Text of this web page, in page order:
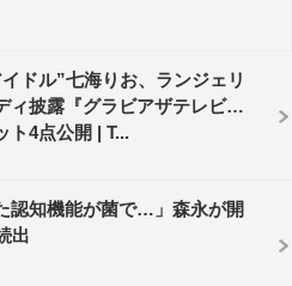
ドル”七海りお、ランジェリ
ィ披露『グラビアザテレビジ
ト4点公開 | T...
認知機能が菌で…」森永が開
出